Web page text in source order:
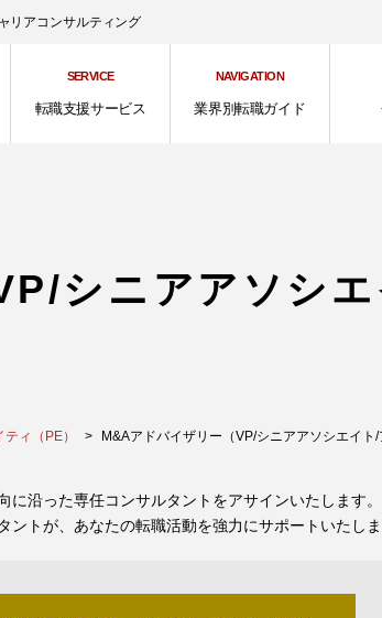
リアコンサルティング
SERVICE
転職支援サービス
NAVIGATION
業界別転職ガイド
シニアアソシ
ィ（PE） M&Aアドバイザリー（VP/シニアアソシエイ
に沿った専任コンサルタントをアサインいたします。
ントが、あなたの転職活動を強力にサポートいたし